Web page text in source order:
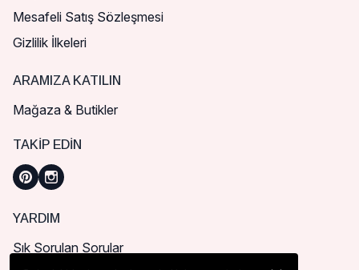
Mesafeli Satış Sözleşmesi
Gizlilik İlkeleri
ARAMIZA KATILIN
Mağaza & Butikler
TAKIP EDIN
YARDIM
Sık Sorulan Sorular